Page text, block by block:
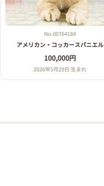
No.00764184
アメリカン・コッカースパニエル
100,000円
2026年5月29日 生まれ